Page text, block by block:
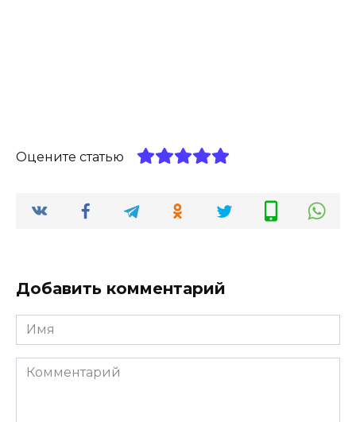
Оцените статью
Добавить комментарий
Имя
*
Комментарий